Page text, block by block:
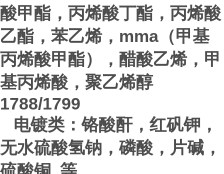
酸甲酯，丙烯酸丁酯，丙烯酸
乙酯，苯乙烯， mma （甲基
丙烯酸甲酯），醋酸乙烯，甲
基丙烯酸，聚乙烯醇
1788/1799
电镀类：铬酸酐，红矾钾，
无水硫酸氢钠，磷酸，片碱，